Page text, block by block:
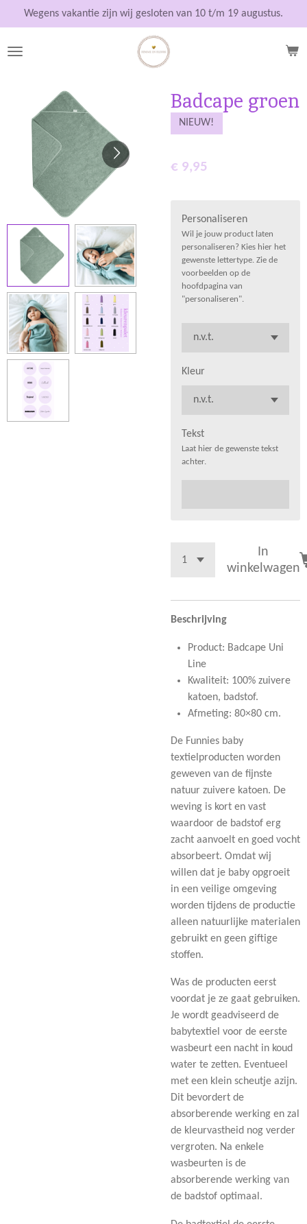
direct
naar
Wegens vakantie zijn wij gesloten van 10 t/m 19 augustus.
Badcape groen
NIEUW!
€ 9,95
Personaliseren
Wil je jouw product laten
personaliseren? Kies hier het
gewenste lettertype. Zie de
voorbeelden op de
hoofdpagina van
"personaliseren".
Kleur
Tekst
Laat hier de gewenste tekst
achter.
In
winkelwagen
Beschrijving
Product: Badcape Uni
Line
Kwaliteit: 100% zuivere
katoen, badstof.
Afmeting: 80×80 cm.
De Funnies baby
textielproducten worden
geweven van de fijnste
natuur zuivere katoen. De
weving is kort en vast
waardoor de badstof erg
zacht aanvoelt en goed vocht
absorbeert. Omdat wij
willen dat je baby opgroeit
in een veilige omgeving
worden tijdens de productie
alleen natuurlijke materialen
gebruikt en geen giftige
stoffen.
Was de producten eerst
voordat je ze gaat gebruiken.
Je wordt geadviseerd de
babytextiel voor de eerste
wasbeurt een nacht in koud
water te zetten. Eventueel
met een klein scheutje azijn.
Dit bevordert de
absorberende werking en zal
de kleurvastheid nog verder
vergroten. Na enkele
wasbeurten is de
absorberende werking van
de badstof optimaal.